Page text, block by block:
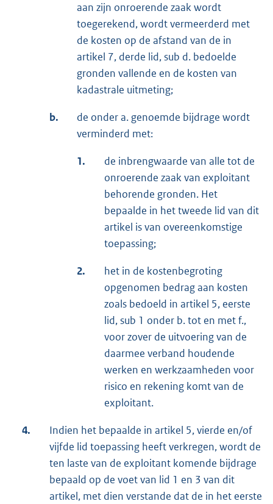
aan zijn onroerende zaak wordt
toegerekend, wordt vermeerderd met
de kosten op de afstand van de in
artikel 7, derde lid, sub d. bedoelde
gronden vallende en de kosten van
kadastrale uitmeting;
b.
de onder a. genoemde bijdrage wordt
verminderd met:
1.
de inbrengwaarde van alle tot de
onroerende zaak van exploitant
behorende gronden. Het
bepaalde in het tweede lid van dit
artikel is van overeenkomstige
toepassing;
2.
het in de kostenbegroting
opgenomen bedrag aan kosten
zoals bedoeld in artikel 5, eerste
lid, sub 1 onder b. tot en met f.,
voor zover de uitvoering van de
daarmee verband houdende
werken en werkzaamheden voor
risico en rekening komt van de
exploitant.
4.
Indien het bepaalde in artikel 5, vierde en/of
vijfde lid toepassing heeft verkregen, wordt de
ten laste van de exploitant komende bijdrage
bepaald op de voet van lid 1 en 3 van dit
artikel, met dien verstande dat de in het eerste